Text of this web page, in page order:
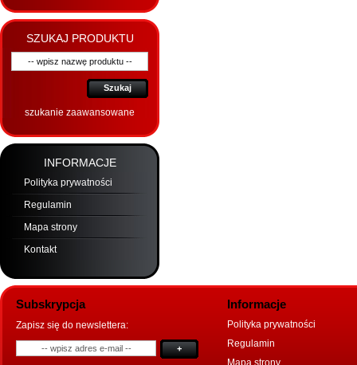
SZUKAJ PRODUKTU
Szukaj
szukanie zaawansowane
INFORMACJE
Polityka prywatności
Regulamin
Mapa strony
Kontakt
Informacje
Subskrypcja
Zapisz się do newslettera:
+
Polityka prywatności
Regulamin
Mapa strony